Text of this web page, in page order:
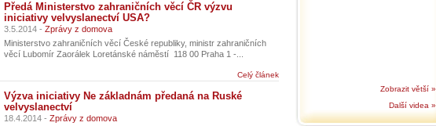
Předá Ministerstvo zahraničních věcí ČR výzvu
iniciativy velvyslanectví USA?
3.5.2014 - Zprávy z domova
Ministerstvo zahraničních věcí České republiky, ministr zahraničních
věcí Lubomír Zaorálek Loretánské náměstí 118 00 Praha 1 -...
Celý článek
Výzva iniciativy Ne základnám předaná na Ruské
velvyslanectví
18.4.2014 - Zprávy z domova
Zobrazit větší »
Další videa »